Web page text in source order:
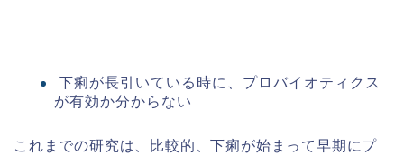
下痢が長引いている時に、プロバイオティクス
が有効か分からない
これまでの研究は、比較的、下痢が始まって早期にプ